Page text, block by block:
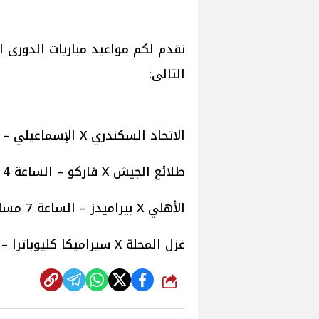
نقدم لكم مواعيد مباريات
التالى:
الاتحاد السكندري X الإسماعيلي – الساعة 4 عصرا على قناة 1 on time sport
طلائع الجيش X فاركو – الساعة 4 عصرا على قناة 2 on time sport
الأهلي X بيراميدز – الساعة 7 مساء على قناة 1 on time sport
غزل المحلة X سيراميكا كليوباترا – الساعة 7 مساء على قناة 2 on time sport
شارك